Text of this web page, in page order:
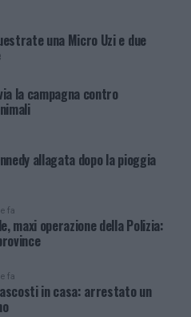
una Micro Uzi e due
la campagna contro
allagata dopo la pioggia
fa
maxi operazione della Polizia:
fa
in casa: arrestato un